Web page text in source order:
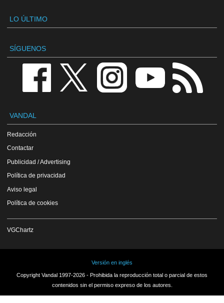
LO ÚLTIMO
SÍGUENOS
VANDAL
Redacción
Contactar
Publicidad / Advertising
Política de privacidad
Aviso legal
Política de cookies
VGChartz
Versión en inglés
Copyright Vandal 1997-2026 - Prohibida la reproducción total o parcial de estos
contenidos sin el permiso expreso de los autores.